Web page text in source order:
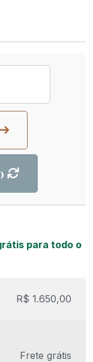
para todo o
R$ 1.650,00
Frete grátis